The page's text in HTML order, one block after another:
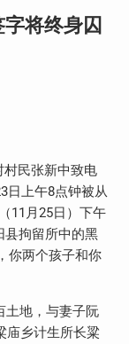
将终身囚
民张新中致电
日上午8点钟被从
11月25日）下午
县拘留所中的黑
你两个孩子和你
土地，与妻子阮
庙乡计生所长粱